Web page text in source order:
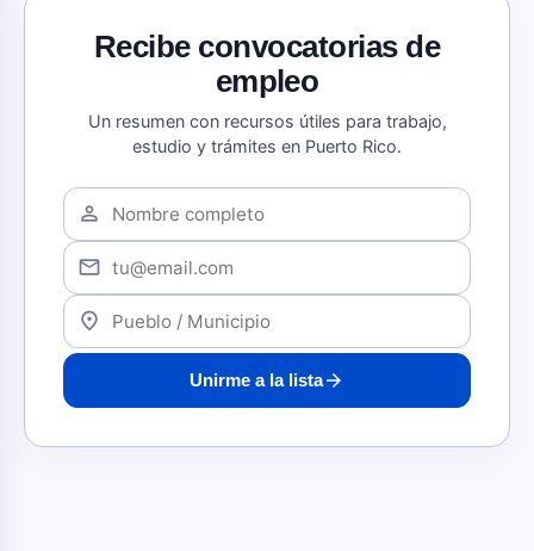
Recibe convocatorias de
empleo
Un resumen con recursos útiles para trabajo,
estudio y trámites en Puerto Rico.
person
mail
location_on
Unirme a la listaarrow_forward